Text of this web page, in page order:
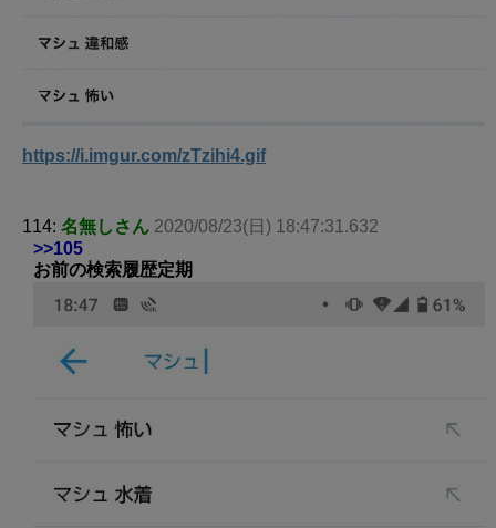
https://i.imgur.com/zTzihi4.gif
114: 名無しさん 2020/08/23(日) 18:47:31.632
>>105
お前の検索履歴定期